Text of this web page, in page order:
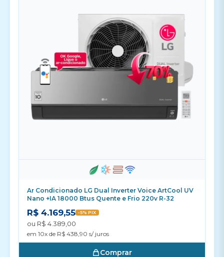
Ar Condicionado LG Dual Inverter Voice ArtCool UV
Nano +IA 18000 Btus Quente e Frio 220v R-32
R$ 4.169,55 -5% PIX
ou R$ 4.389,00
em 10x de R$ 438,90 s/ juros
Comprar